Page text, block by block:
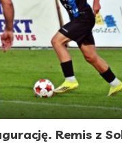
Remis z